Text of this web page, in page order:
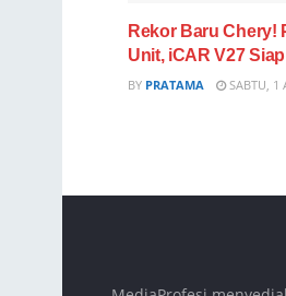
Rekor Baru Chery!
Unit, iCAR V27
BY PRATAMA SABTU, 1